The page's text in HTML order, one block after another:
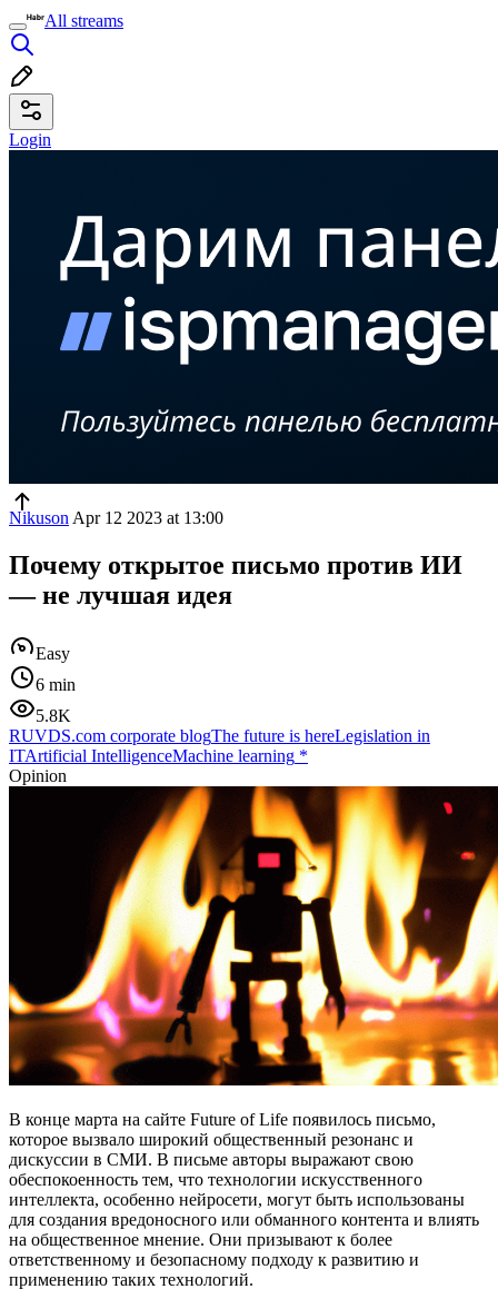
All streams
Login
Nikuson Apr 12 2023 at 13:00
Почему открытое письмо против ИИ
— не лучшая идея
Easy
6 min
5.8K
RUVDS.com corporate blogThe future is hereLegislation in
ITArtificial IntelligenceMachine learning *
Opinion
В конце марта на сайте Future of Life появилось письмо,
которое вызвало широкий общественный резонанс и
дискуссии в СМИ. В письме авторы выражают свою
обеспокоенность тем, что технологии искусственного
интеллекта, особенно нейросети, могут быть использованы
для создания вредоносного или обманного контента и влиять
на общественное мнение. Они призывают к более
ответственному и безопасному подходу к развитию и
применению таких технологий.